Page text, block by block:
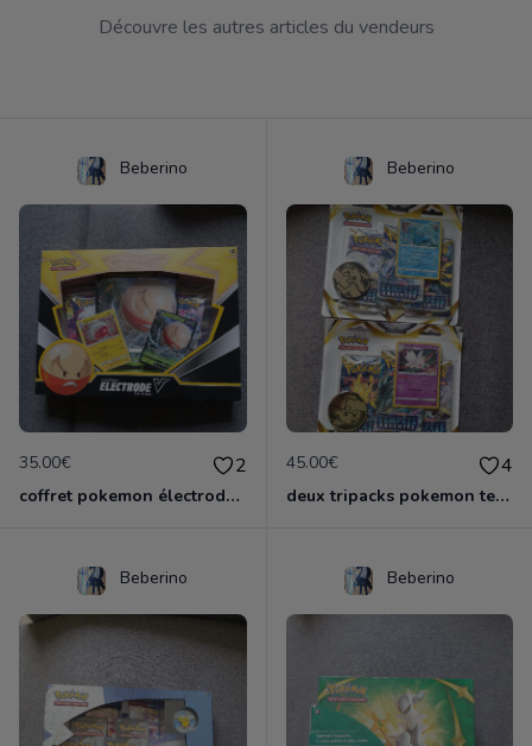
Découvre les autres articles du vendeurs
Beberino
35.00€ 2
coffret pokemon électrode de hisui
Beberino
45.00€ 4
deux tripacks pokemon tempête argenté fr scellé
Beberino Beberino